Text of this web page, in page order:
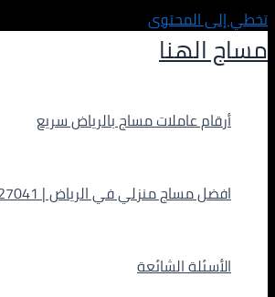
تخطي إلى المحتوى
مساج الهنا
أرقام عاملات مساج بالرياض سريع
افضل مساج منزلي في الرياض | 0560827041 | مساج الهنا الفاخر
الأسئلة الشائعة